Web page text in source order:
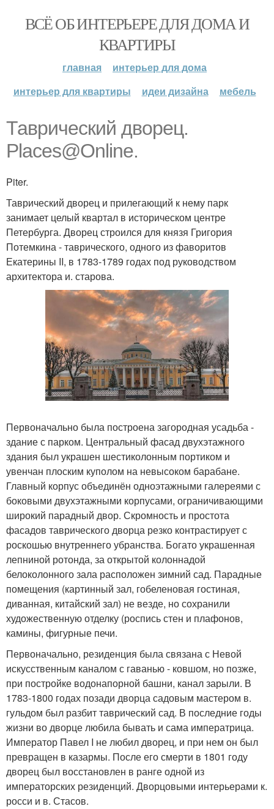
ВСЁ ОБ ИНТЕРЬЕРЕ ДЛЯ ДОМА И
КВАРТИРЫ
главная
интерьер для дома
интерьер для квартиры
идеи дизайна мебель
Таврический дворец.
Places@Online.
Piter.
Таврический дворец и прилегающий к нему парк
занимает целый квартал в историческом центре
Петербурга. Дворец строился для князя Григория
Потемкина - таврического, одного из фаворитов
Екатерины II, в 1783-1789 годах под руководством
архитектора и. старова.
Первоначально была построена загородная усадьба -
здание с парком. Центральный фасад двухэтажного
здания был украшен шестиколонным портиком и
увенчан плоским куполом на невысоком барабане.
Главный корпус объединён одноэтажными галереями с
боковыми двухэтажными корпусами, ограничивающими
широкий парадный двор. Скромность и простота
фасадов таврического дворца резко контрастирует с
роскошью внутреннего убранства. Богато украшенная
лепниной ротонда, за открытой колоннадой
белоколонного зала расположен зимний сад. Парадные
помещения (картинный зал, гобеленовая гостиная,
диванная, китайский зал) не везде, но сохранили
художественную отделку (роспись стен и плафонов,
камины, фигурные печи.
Первоначально, резиденция была связана с Невой
искусственным каналом с гаванью - ковшом, но позже,
при постройке водонапорной башни, канал зарыли. В
1783-1800 годах позади дворца садовым мастером в.
гульдом был разбит таврический сад. В последние годы
жизни во дворце любила бывать и сама императрица.
Император Павел I не любил дворец, и при нем он был
превращен в казармы. После его смерти в 1801 году
дворец был восстановлен в ранге одной из
императорских резиденций. Дворцовыми интерьерами к.
росси и в. Стасов.